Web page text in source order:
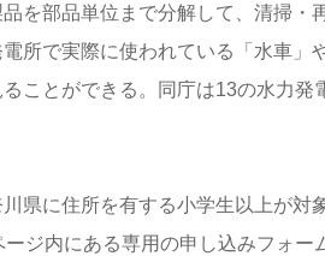
を部品単位まで分解して、清掃・
所で実際に使われている「水車
ことができる。同庁は13の水力
県に住所を有する小学生以上が対
ジ内にある専用の申し込みフォー